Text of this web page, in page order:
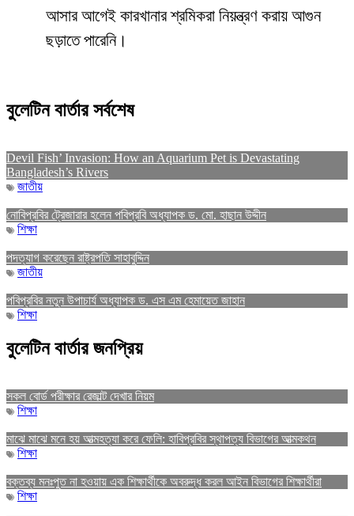
আসার আগেই কারখানার শ্রমিকরা নিয়ন্ত্রণ করায় আগুন
ছড়াতে পারেনি।
বুলেটিন বার্তার সর্বশেষ
Devil Fish’ Invasion: How an Aquarium Pet is Devastating
Bangladesh’s Rivers
জাতীয়
নোবিপ্রবির ট্রেজারার হলেন পবিপ্রবি অধ্যাপক ড. মো. হাছান উদ্দীন
শিক্ষা
পদত্যাগ করেছেন রাষ্ট্রপতি সাহাবুদ্দিন
জাতীয়
পবিপ্রবির নতুন উপাচার্য অধ্যাপক ড. এস এম হেমায়েত জাহান
শিক্ষা
বুলেটিন বার্তার জনপ্রিয়
সকল বোর্ড পরীক্ষার রেজাল্ট দেখার নিয়ম
শিক্ষা
মাঝে মাঝে মনে হয় আত্মহত্যা করে ফেলি: হাবিপ্রবির স্থাপত্য বিভাগের আত্মকথন
শিক্ষা
বক্তব্য মনঃপুত না হওয়ায় এক শিক্ষার্থীকে অবরুদ্ধ করল আইন বিভাগের শিক্ষার্থীরা
শিক্ষা